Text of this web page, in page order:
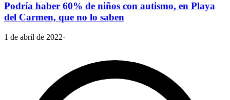
Podría haber 60% de niños con autismo, en Playa
del Carmen, que no lo saben
1 de abril de 2022·